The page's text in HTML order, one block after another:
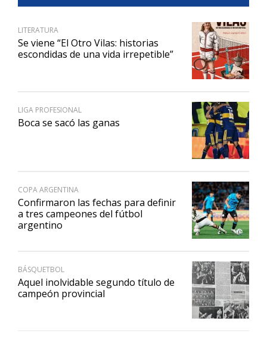
LITERATURA
Se viene “El Otro Vilas: historias
escondidas de una vida irrepetible”
LIGA PROFESIONAL
Boca se sacó las ganas
COPA ARGENTINA
Confirmaron las fechas para definir
a tres campeones del fútbol
argentino
BÁSQUETBOL
Aquel inolvidable segundo título de
campeón provincial